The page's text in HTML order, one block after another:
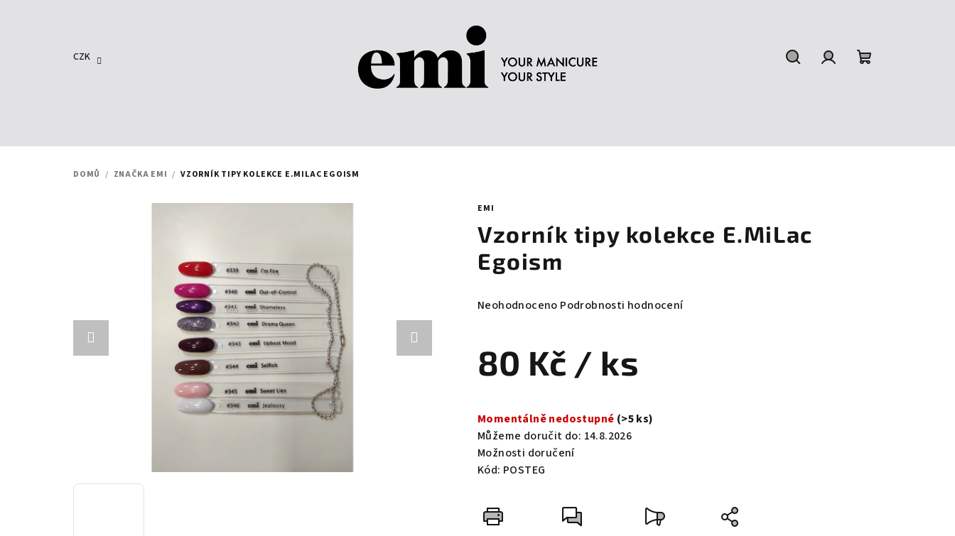
CZK
DOMŮ / ZNAČKA EMI / VZORNÍK TIPY KOLEKCE E.MILAC EGOISM
EMI
Vzorník tipy kolekce E.MiLac
Egoism
Průměrné
je
0,0
hvězdiček.
Neohodnoceno Podrobnosti hodnocení
80 Kč / ks
cena:
Momentálně nedostupné (>5 ks)
Můžeme doručit do: 14.8.2026
Možnosti doručení
Kód: POSTEG